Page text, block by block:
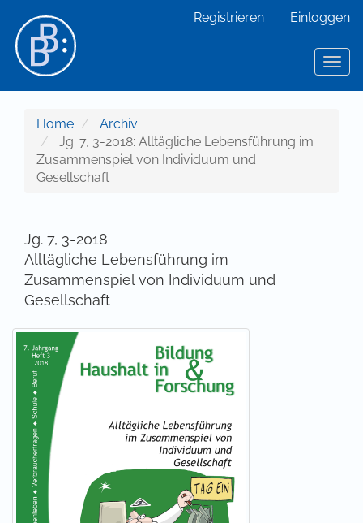
Hauptinhalt
Sidebar
Registrieren Einloggen
Home
Archiv
Jg. 7, 3-2018: Alltägliche Lebensführung im
Zusammenspiel von Individuum und
Gesellschaft
Jg. 7, 3-2018
Alltägliche Lebensführung im
Zusammenspiel von Individuum und
Gesellschaft